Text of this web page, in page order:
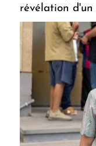
révélation